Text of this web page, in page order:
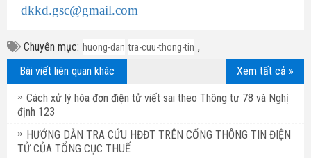
dkkd.gsc@gmail.com
Chuyên mục: huong-dan ,
tra-cuu-thong-tin
Xem tất cả »
Bài viết liên quan khác
Cách xử lý hóa đơn điện tử viết sai theo Thông tư 78 và Nghị
định 123
HƯỚNG DẪN TRA CỨU HĐĐT TRÊN CỔNG THÔNG TIN ĐIỆN
TỬ CỦA TỔNG CỤC THUẾ